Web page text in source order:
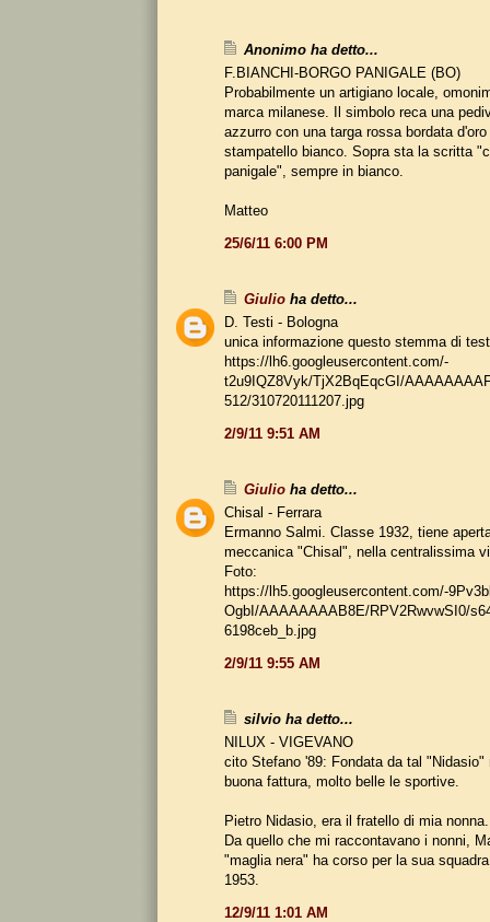
Anonimo ha detto...
F.BIANCHI-BORGO PANIGALE (BO)
Probabilmente un artigiano locale,
marca milanese. Il simbolo reca una
azzurro con una targa rossa bordata
stampatello bianco. Sopra sta la scritta
panigale", sempre in bianco.
Matteo
25/6/11 6:00 PM
Giulio ha detto...
D. Testi - Bologna
unica informazione questo stemma di
https://lh6.googleusercontent.com/-
t2u9IQZ8Vyk/TjX2BqEqcGI/
512/310720111207.jpg
2/9/11 9:51 AM
Giulio ha detto...
Chisal - Ferrara
Ermanno Salmi. Classe 1932, tiene
meccanica "Chisal", nella centralissima
Foto:
https://lh5.googleusercontent.com/-
OgbI/AAAAAAAAB8E/RPV2RwvwSI0/
6198ceb_b.jpg
2/9/11 9:55 AM
silvio ha detto...
NILUX - VIGEVANO
cito Stefano '89: Fondata da tal
buona fattura, molto belle le sportive.
Pietro Nidasio, era il fratello di mia
Da quello che mi raccontavano i nonni,
"maglia nera" ha corso per la sua
1953.
12/9/11 1:01 AM